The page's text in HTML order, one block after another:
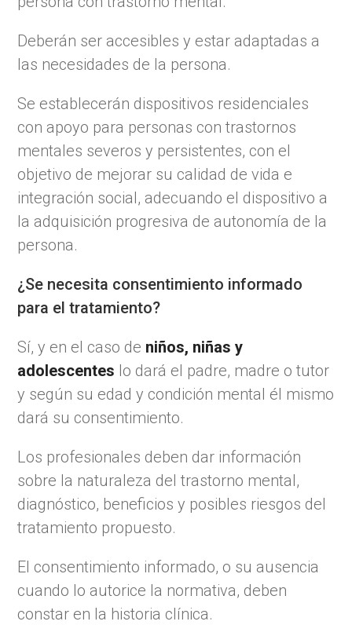
Deberán ser accesibles y estar adaptadas a
las necesidades de la persona.
Se establecerán dispositivos residenciales
con apoyo para personas con trastornos
mentales severos y persistentes, con el
objetivo de mejorar su calidad de vida e
integración social, adecuando el dispositivo a
la adquisición progresiva de autonomía de la
persona.
¿Se necesita consentimiento informado
para el tratamiento?
Sí, y en el caso de niños, niñas y
adolescentes lo dará el padre, madre o tutor
y según su edad y condición mental él mismo
dará su consentimiento.
Los profesionales deben dar información
sobre la naturaleza del trastorno mental,
diagnóstico, beneficios y posibles riesgos del
tratamiento propuesto.
El consentimiento informado, o su ausencia
cuando lo autorice la normativa, deben
constar en la historia clínica.